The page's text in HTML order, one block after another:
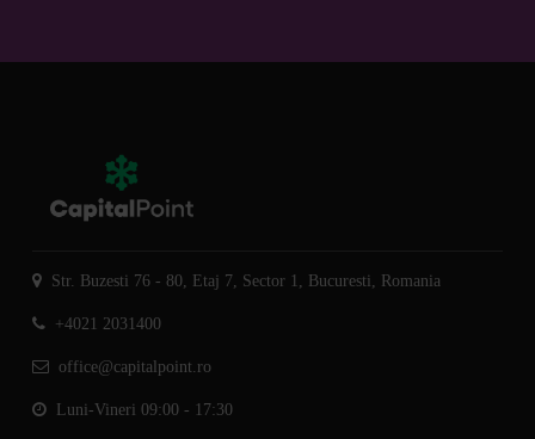
Str. Buzesti 76 - 80, Etaj 7, Sector 1, Bucuresti, Romania
+4021 2031400
office@capitalpoint.ro
Luni-Vineri 09:00 - 17:30